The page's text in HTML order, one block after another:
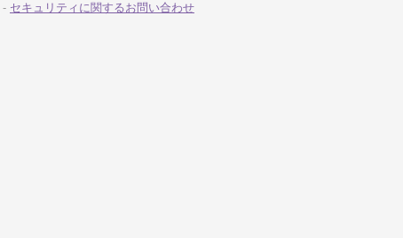
- セキュリティに関するお問い合わせ